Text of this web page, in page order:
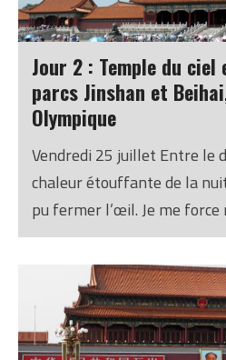
avez bien lu), le tout en
J’avoue que j’ai senti le
monter ces derniers jours.
Jour 2 : Temple du
parcs Jinshan et
Olympique
Vendredi 25 juillet Entre le
chaleur étouffante de la
pu fermer l’œil. Je me
lit pour cette première
avec un programme très
d’abord le Temple du Ciel,
s’agit d’un des plus
Construit en 1420, il